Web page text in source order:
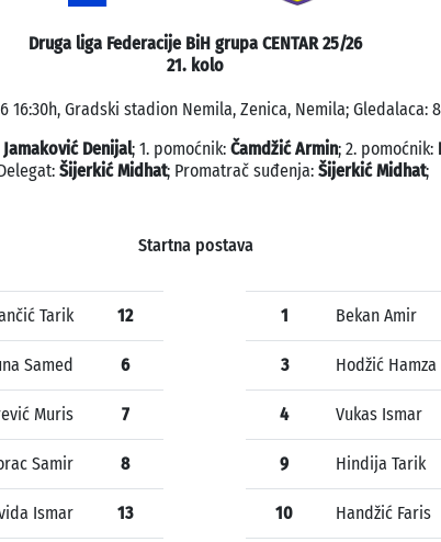
Druga liga Federacije BiH grupa CENTAR 25/26
21. kolo
16:30h, Gradski stadion Nemila, Zenica, Nemila; Gledalaca:
Jamaković Denijal; 1. pomoćnik: Čamdžić Armin; 2. pomoćnik:
Šijerkić Midhat; Promatrač suđenja: Šijerkić Midhat;
Startna postava
Tarik 12
Samed 6
Muris 7
Samir 8
Ismar 13
1 Bekan Amir
3 Hodžić Hamza
4 Vukas Ismar
9 Hindija Tarik
10 Handžić Faris